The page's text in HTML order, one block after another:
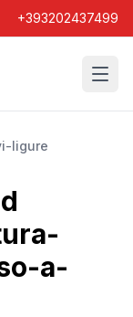
+393202437499
ligure
a-